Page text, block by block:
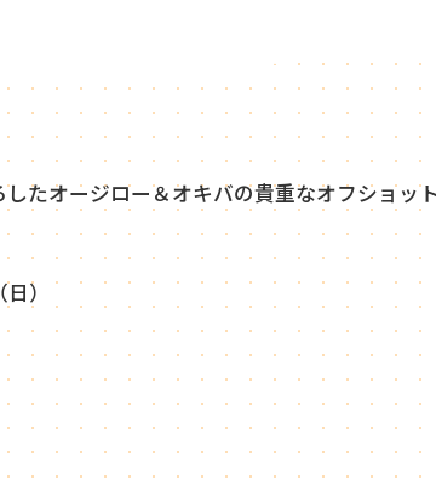
たオージロー＆オキバの貴重なオフショット
）